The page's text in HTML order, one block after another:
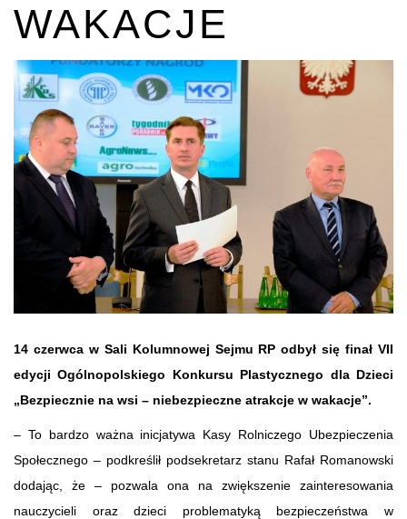
WAKACJE
14 czerwca w Sali Kolumnowej Sejmu RP odbył się finał VII
edycji Ogólnopolskiego Konkursu Plastycznego dla Dzieci
„Bezpiecznie na wsi – niebezpieczne atrakcje w wakacje”.
– To bardzo ważna inicjatywa Kasy Rolniczego Ubezpieczenia
Społecznego – podkreślił podsekretarz stanu Rafał Romanowski
dodając, że – pozwala ona na zwiększenie zainteresowania
nauczycieli oraz dzieci problematyką bezpieczeństwa w